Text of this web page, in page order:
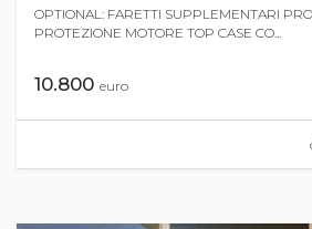
OPTIONAL: FARETTI SUPPLEMENTARI
PROTEZIONE MOTORE TOP CASE CO...
10.800 euro